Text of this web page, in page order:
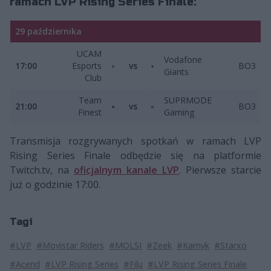
29 października
17:00
UCAM
Esports
Club
vs
Vodafone
Giants
BO3
21:00
Team
Finest
vs
SUPRMODE
Gaming
BO3
Transmisja rozgrywanych spotkań w ramach LVP
Rising Series Finale odbędzie się na platformie
Twitch.tv, na oficjalnym kanale LVP. Pierwsze starcie
już o godzinie 17:00.
Tagi
#LVP #Movistar Riders #MOLSI #Zeek #Kamyk #Starxo
#Acend #LVP Rising Series #Filu #LVP Rising Series Finale